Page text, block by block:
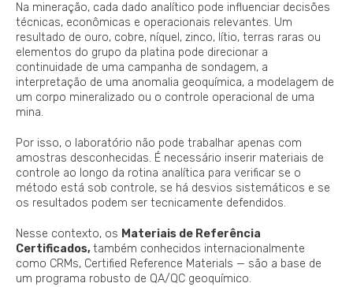
Na mineração, cada dado analítico pode influenciar decisões
técnicas, econômicas e operacionais relevantes. Um
resultado de ouro, cobre, níquel, zinco, lítio, terras raras ou
elementos do grupo da platina pode direcionar a
continuidade de uma campanha de sondagem, a
interpretação de uma anomalia geoquímica, a modelagem de
um corpo mineralizado ou o controle operacional de uma
mina.
Por isso, o laboratório não pode trabalhar apenas com
amostras desconhecidas. É necessário inserir materiais de
controle ao longo da rotina analítica para verificar se o
método está sob controle, se há desvios sistemáticos e se
os resultados podem ser tecnicamente defendidos.
Nesse contexto, os Materiais de Referência
Certificados,também conhecidos internacionalmente
como CRMs, Certified Reference Materials — são a base de
um programa robusto de QA/QC geoquímico.